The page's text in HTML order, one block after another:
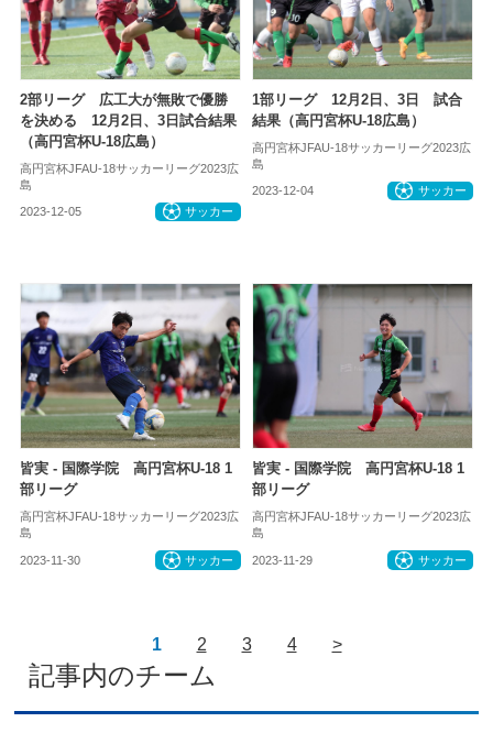
2部リーグ 広工大が無敗で優勝
を決める 12月2日、3日試合結果
（高円宮杯U-18広島）
高円宮杯JFAU-18サッカーリーグ2023広
島
2023-12-05 サッカー
1部リーグ 12月2日、3日 試合
結果（高円宮杯U-18広島）
高円宮杯JFAU-18サッカーリーグ2023広
島
2023-12-04 サッカー
皆実 - 国際学院 高円宮杯U-18 1
部リーグ
高円宮杯JFAU-18サッカーリーグ2023広
島
2023-11-30 サッカー
皆実 - 国際学院 高円宮杯U-18 1
部リーグ
高円宮杯JFAU-18サッカーリーグ2023広
島
2023-11-29 サッカー
1 2 3 4 >
記事内のチーム